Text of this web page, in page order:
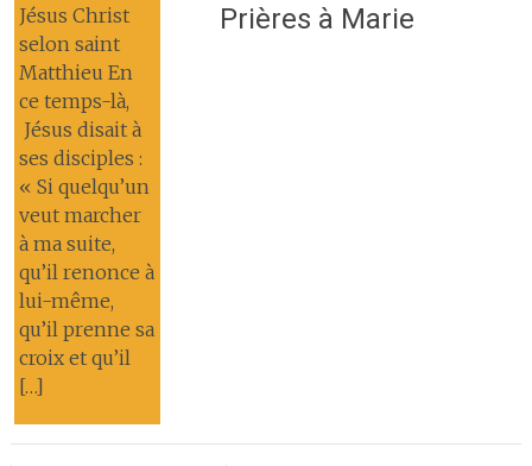
Jésus Christ
selon saint
Matthieu En
ce temps-là,
Jésus disait à
ses disciples :
« Si quelqu’un
veut marcher
à ma suite,
qu’il renonce à
lui-même,
qu’il prenne sa
croix et qu’il
[…]
Prières à Marie